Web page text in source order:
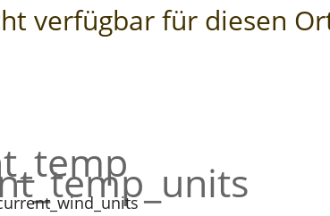
verfügbar für diesen